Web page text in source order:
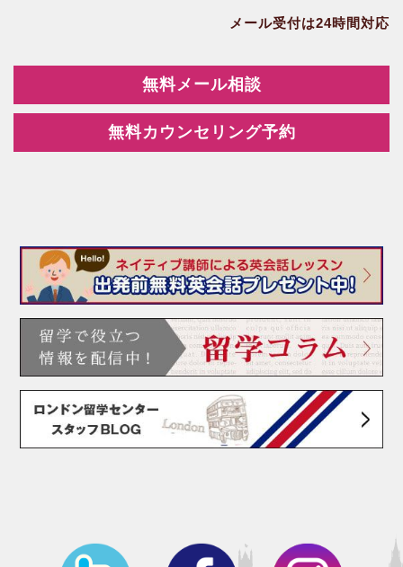
メール受付は24時間対応
無料メール相談
無料カウンセリング予約